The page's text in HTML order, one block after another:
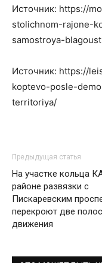
Источник: https://
stolichnom-rajone-
samostroya-
Источник: https://
koptevo-posle-
territoriya/
Предыдущая статья
На участке кольца
районе развязки с
Пискаревским
перекроют две
движения